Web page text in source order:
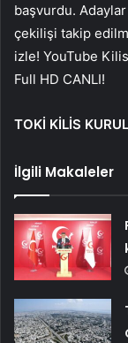
başvurdu.
çekilişi takip
izle! YouTube
Full HD CANLI!
TOKİ KİLİS
İlgili Makaleler